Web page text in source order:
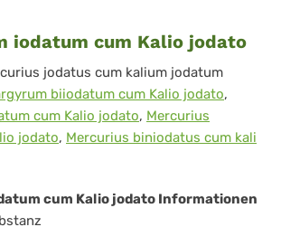
iodatum cum Kalio jodato
jodatus cum kalium jodatum
biiodatum cum Kalio jodato,
cum Kalio jodato, Mercurius
jodato, Mercurius biniodatus cum kali
cum Kalio jodato Informationen